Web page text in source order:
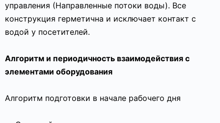
управления (Направленные потоки воды). Все
конструкция герметична и исключает контакт с
водой у посетителей.
Алгоритм и периодичность взаимодействия с
элементами оборудования
Алгоритм подготовки в начале рабочего дня